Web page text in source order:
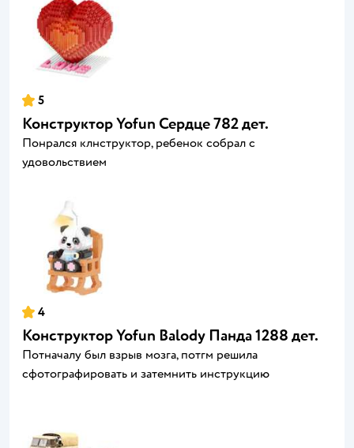
5
Конструктор Yofun Сердце 782 дет.
Понрался клнструктор, ребенок собрал с
удовольствием
4
Конструктор Yofun Balody Панда 1288 дет.
Потначалу был взрыв мозга, потгм решила
сфотографировать и затемнить инструкцию